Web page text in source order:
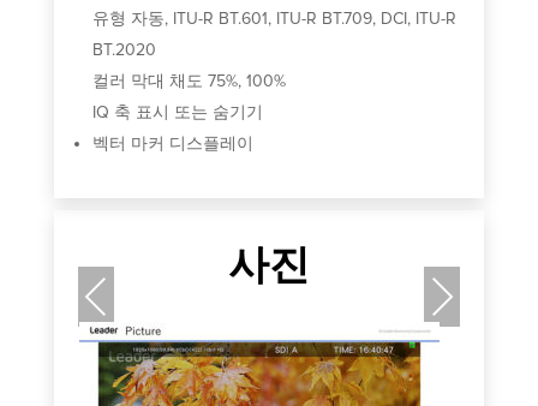
유형 자동, ITU-R BT.601, ITU-R BT.709, DCI, ITU-R
BT.2020
컬러 막대 채도 75%, 100%
IQ 축 표시 또는 숨기기
벡터 마커 디스플레이
Previous Next
사진